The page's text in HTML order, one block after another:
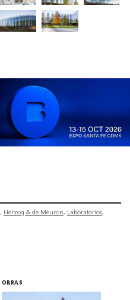
Herzog & de Meuron
Laboratorios
OBRAS